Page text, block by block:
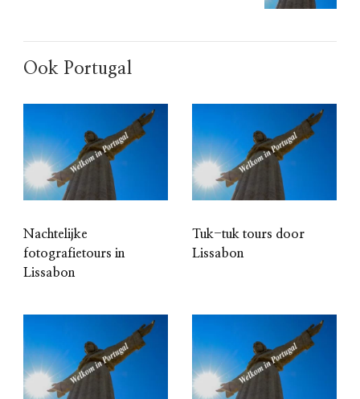
Ook Portugal
Nachtelijke
fotografietours in
Lissabon
Tuk-tuk tours door
Lissabon